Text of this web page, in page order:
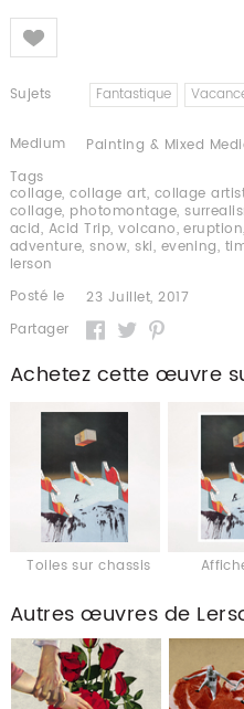
Like
Sujets Fantastique
Medium
Painting & Mixed
Tags
collage,collage art, collage
collage, photomontage,
acid, Acid Trip,volcano,eruption,
adventure,snow,ski, evening,
lerson
Posté le
23 Juillet, 2017
Partager
Achetez cette œuvre
Toiles sur chassis
Autres œuvres de